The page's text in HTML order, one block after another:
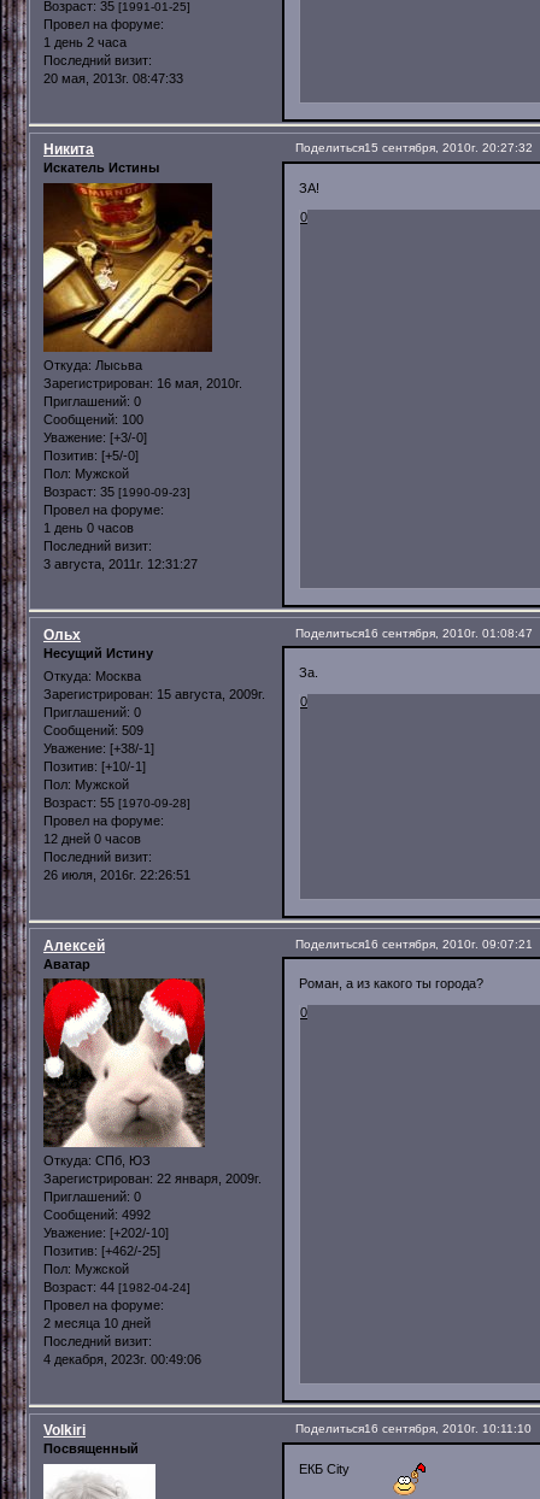
Возраст: 35 [1991-01-25]
Провел на форуме:
1 день 2 часа
Последний визит:
20 мая, 2013г. 08:47:33
Поделиться15 сентября, 2010г. 20:27:32
Никита
Искатель Истины
Откуда: Лысьва
Зарегистрирован: 16 мая, 2010г.
Приглашений: 0
Сообщений: 100
Уважение: [+3/-0]
Позитив: [+5/-0]
Пол: Мужской
Возраст: 35 [1990-09-23]
Провел на форуме:
1 день 0 часов
Последний визит:
3 августа, 2011г. 12:31:27
ЗА!
0
Поделиться16 сентября, 2010г. 01:08:47
Ольх
Несущий Истину
Откуда: Москва
Зарегистрирован: 15 августа, 2009г.
Приглашений: 0
Сообщений: 509
Уважение: [+38/-1]
Позитив: [+10/-1]
Пол: Мужской
Возраст: 55 [1970-09-28]
Провел на форуме:
12 дней 0 часов
Последний визит:
26 июля, 2016г. 22:26:51
За.
0
Поделиться16 сентября, 2010г. 09:07:21
Алексей
Аватар
Откуда: СПб, ЮЗ
Зарегистрирован: 22 января, 2009г.
Приглашений: 0
Сообщений: 4992
Уважение: [+202/-10]
Позитив: [+462/-25]
Пол: Мужской
Возраст: 44 [1982-04-24]
Провел на форуме:
2 месяца 10 дней
Последний визит:
4 декабря, 2023г. 00:49:06
Роман, а из какого ты города?
0
Поделиться16 сентября, 2010г. 10:11:10
Volkiri
Посвященный
ЕКБ City